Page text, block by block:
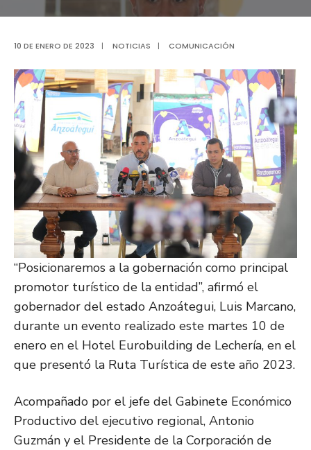
10 DE ENERO DE 2023 | NOTICIAS | COMUNICACIÓN
“Posicionaremos a la gobernación como principal
promotor turístico de la entidad”, afirmó el
gobernador del estado Anzoátegui, Luis Marcano,
durante un evento realizado este martes 10 de
enero en el Hotel Eurobuilding de Lechería, en el
que presentó la Ruta Turística de este año 2023.
Acompañado por el jefe del Gabinete Económico
Productivo del ejecutivo regional, Antonio
Guzmán y el Presidente de la Corporación de